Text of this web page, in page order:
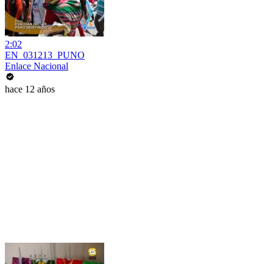
2:02
EN_031213_PUNO
Enlace Nacional
hace 12 años